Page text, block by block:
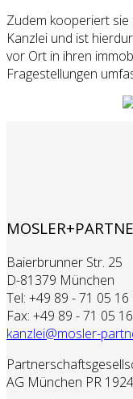
Zudem kooperiert
Kanzlei und ist
vor Ort in ihren
Fragestellungen
Baierbrunner Str. 25
D-81379 München
Tel: +49 89 - 71 05 16
Fax: +49 89 - 71 05
kanzlei@mosler-
AG München PR 1924